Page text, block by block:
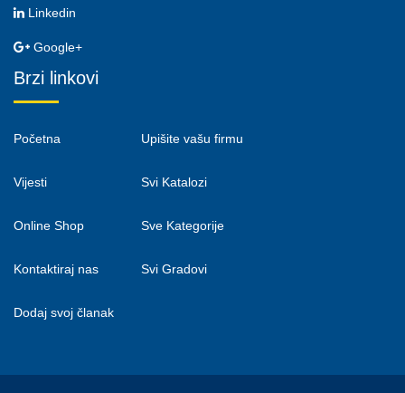
Linkedin
Google+
Brzi linkovi
Početna
Vijesti
Online Shop
Kontaktiraj nas
Dodaj svoj članak
Upišite vašu firmu
Svi Katalozi
Sve Kategorije
Svi Gradovi